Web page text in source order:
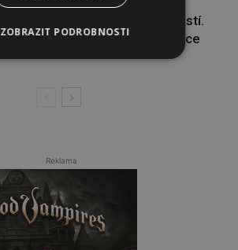
Těhotenství není samozřejmostí.
Pomáhá asistovaná reprodukce
Reklama
ZOBRAZIT PODROBNOSTI